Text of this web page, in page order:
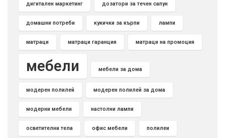
дигитален маркетинг дозатори за течен сапун
домашни потреби кукички за кърпи лампи
матраци матраци гаранция матраци на промоция
мебели мебели за дома
модерен полилей модерен полилей за дома
модерни мебели настолни лампи
осветителни тела офис мебели полилеи